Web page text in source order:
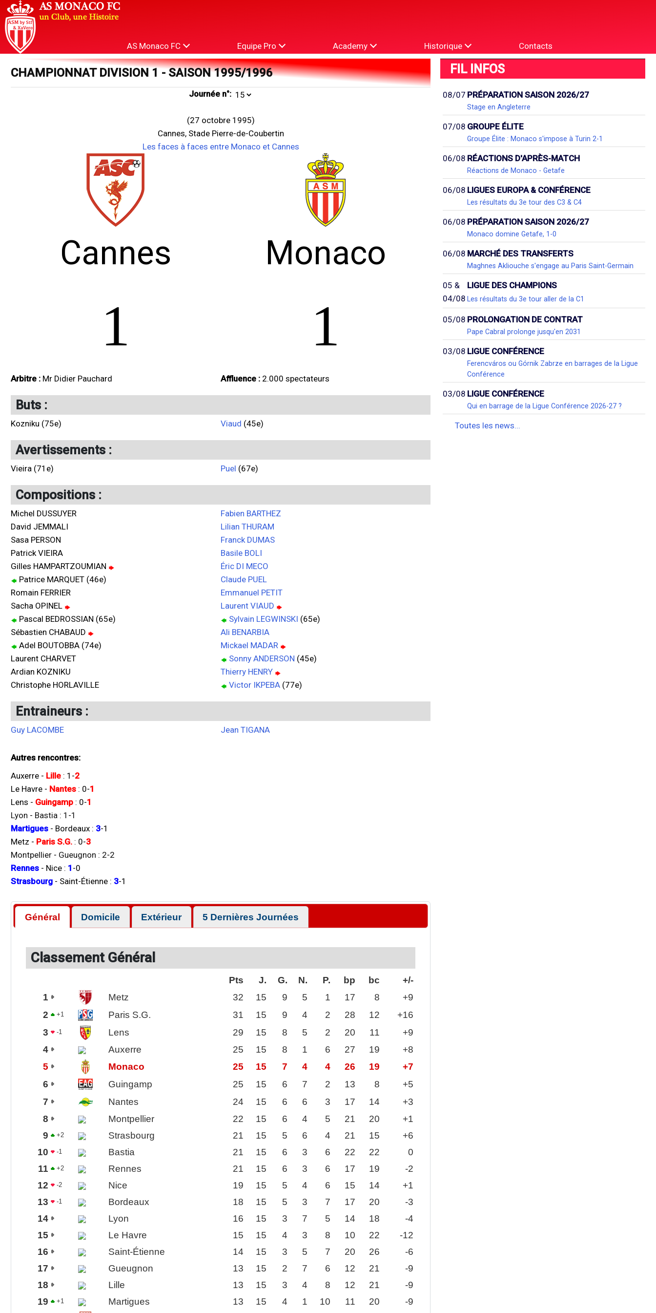
AS Monaco FC Equipe Pro Academy Historique Contacts
CHAMPIONNAT DIVISION 1 - SAISON 1995/1996
Journée n°:
(27 octobre 1995)
Cannes, Stade Pierre-de-Coubertin
Les faces à faces entre Monaco et Cannes
Cannes Monaco
1 1
Arbitre : Mr Didier Pauchard Affluence : 2.000 spectateurs
Buts :
Kozniku (75e) Viaud (45e)
Avertissements :
Vieira (71e) Puel (67e)
Compositions :
Michel DUSSUYER
David JEMMALI
Sasa PERSON
Patrick VIEIRA
Gilles HAMPARTZOUMIAN
Patrice MARQUET (46e)
Romain FERRIER
Sacha OPINEL
Pascal BEDROSSIAN (65e)
Sébastien CHABAUD
Adel BOUTOBBA (74e)
Laurent CHARVET
Ardian KOZNIKU
Christophe HORLAVILLE
Fabien BARTHEZ
Lilian THURAM
Franck DUMAS
Basile BOLI
Éric DI MECO
Claude PUEL
Emmanuel PETIT
Laurent VIAUD
Sylvain LEGWINSKI (65e)
Ali BENARBIA
Mickael MADAR
Sonny ANDERSON (45e)
Thierry HENRY
Victor IKPEBA (77e)
Entraineurs :
Guy LACOMBE Jean TIGANA
Autres rencontres:
Auxerre - Lille : 1 -2
Le Havre - Nantes : 0-1
Lens - Guingamp : 0-1
Lyon - Bastia : 1 -1
Martigues - Bordeaux : 3-1
Metz - Paris S.G. : 0-3
Montpellier - Gueugnon : 2-2
Rennes - Nice : 1 -0
Strasbourg - Saint-Étienne : 3-1
Général Domicile Extérieur 5 Dernières Journées
Classement Général
Pts J. G. N. P. bp bc
+/-
1
Metz 32 15 9 5 1 17 8
+9
2
+1 Paris S.G. 31 15 9 4 2 28 12
+16
3
-1 Lens 29 15 8 5 2 20 11
+9
4
Auxerre 25 15 8 1 6 27 19
+8
5
Monaco 25 15 7 4 4 26 19
+7
6
Guingamp 25 15 6 7 2 13 8
+5
7
Nantes 24 15 6 6 3 17 14
+3
8
Montpellier 22 15 6 4 5 21 20
+1
9
+2 Strasbourg 21 15 5 6 4 21 15
+6
10
-1 Bastia 21 15 6 3 6 22 22
0
11
+2 Rennes 21 15 6 3 6 17 19
-2
12
-2 Nice 19 15 5 4 6 15 14
+1
13
-1 Bordeaux 18 15 5 3 7 17 20
-3
14
Lyon 16 15 3 7 5 14 18
-4
15
Le Havre 15 15 4 3 8 10 22
-12
16
Saint-Étienne 14 15 3 5 7 20 26
-6
17
Gueugnon 13 15 2 7 6 12 21
-9
18
Lille 13 15 3 4 8 12 21
-9
19
+1 Martigues 13 15 4 1 10 11 20 -9
FIL INFOS
08/07 PRÉPARATION SAISON 2026/27
Stage en Angleterre
07/08 GROUPE ÉLITE
Groupe Élite : Monaco s'impose à Turin 2-1
06/08 RÉACTIONS D'APRÈS-MATCH
Réactions de Monaco - Getafe
06/08 LIGUES EUROPA & CONFÉRENCE
Les résultats du 3e tour des C3 & C4
06/08 PRÉPARATION SAISON 2026/27
Monaco domine Getafe, 1-0
06/08 MARCHÉ DES TRANSFERTS
Maghnes Akliouche s'engage au Paris Saint-Germain
05 &
04/08
LIGUE DES CHAMPIONS
Les résultats du 3e tour aller de la C1
05/08 PROLONGATION DE CONTRAT
Pape Cabral prolonge jusqu'en 2031
03/08 LIGUE CONFÉRENCE
Ferencváros ou Górnik Zabrze en barrages de la Ligue
Conférence
03/08 LIGUE CONFÉRENCE
Qui en barrage de la Ligue Conférence 2026-27 ?
Toutes les news...